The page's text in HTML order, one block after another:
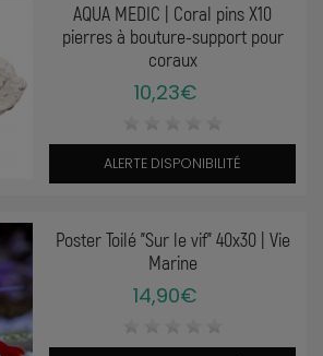
AQUA MEDIC | Coral pins X10
pierres à bouture-support pour
coraux
10,23€
ALERTE DISPONIBILITÉ
Poster Toilé "Sur le vif" 40x30 | Vie
Marine
14,90€